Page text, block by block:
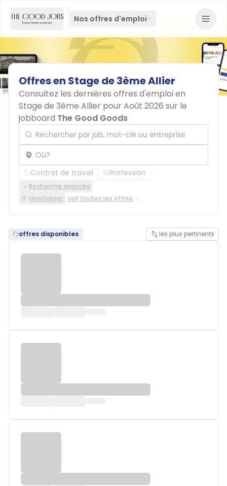
Nos offres d'emploi
Offresen Stagede3èmeAllier
Consultez les dernières offres d'emploi en
Stage de 3ème Allier pour Août 2026 sur le
jobboard The Good Goods
Rechercher par job, mot-clé ou entreprise
Localisation
Contrat de travail Profession
Recherche avancée
réinitialiser voir toutes les offres
offres disponibles les plus pertinents